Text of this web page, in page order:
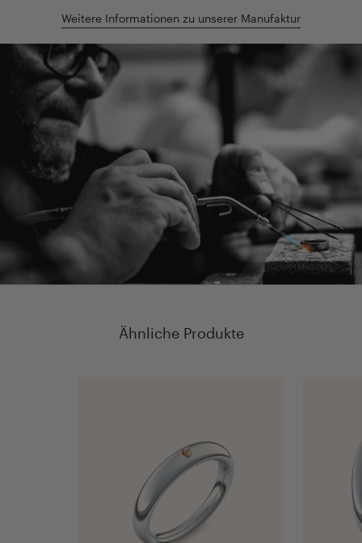
Weitere Informationen zu unserer Manufaktur
Ähnliche Produkte